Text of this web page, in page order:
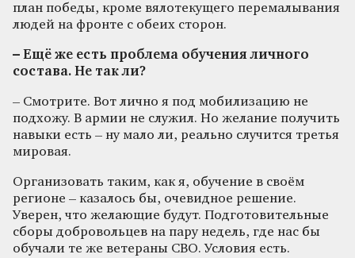
план победы, кроме вялотекущего перемалывания
людей на фронте с обеих сторон.
– Ещё же есть проблема обучения личного
состава. Не так ли?
– Смотрите. Вот лично я под мобилизацию не
подхожу. В армии не служил. Но желание получить
навыки есть – ну мало ли, реально случится третья
мировая.
Организовать таким, как я, обучение в своём
регионе – казалось бы, очевидное решение.
Уверен, что желающие будут. Подготовительные
сборы добровольцев на пару недель, где нас бы
обучали те же ветераны СВО. Условия есть.